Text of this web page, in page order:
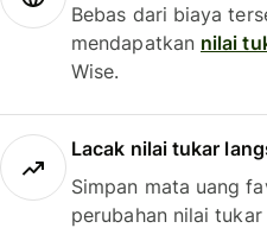
Bebas dari biaya
mendapatkan nilai
Wise.
Lacak nilai tukar
Simpan mata uang
perubahan nilai